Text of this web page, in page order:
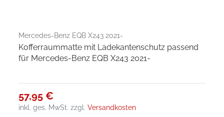
Mercedes-Benz EQB X243 2021-
Kofferraummatte mit Ladekantenschutz passend
für Mercedes-Benz EQB X243 2021-
57,95 €
inkl. ges. MwSt. zzgl.Versandkosten